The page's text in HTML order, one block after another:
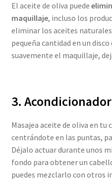
El aceite de oliva puede
maquillaje, incluso los
eliminar los aceites
pequeña cantidad en un
suavemente el maquillaje,
3.
Masajea aceite de oliva en tu
centrándote en las puntas,
Déjalo actuar durante unos
fondo para obtener un
puedes mezclarlo con otros